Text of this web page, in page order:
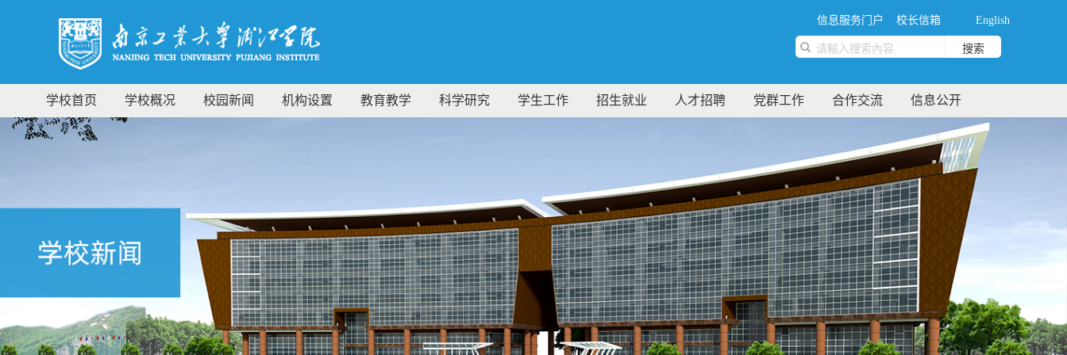
信息服务门户 校长信箱 English
搜索
学校首页 学校概况 校园新闻 机构设置 教育教学 科学研究 学生工作 招生就业 人才招聘 党群工作 合作交流 信息公开